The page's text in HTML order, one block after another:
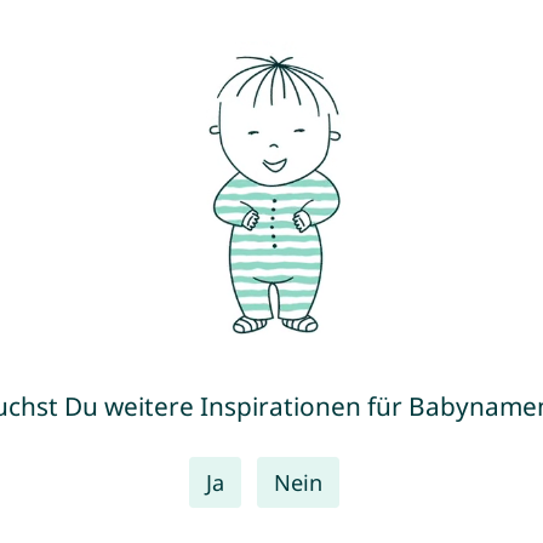
Du weitere Inspirationen für
Ja Nein